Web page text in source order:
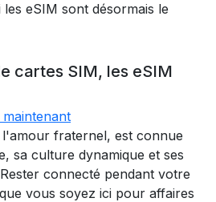
eSIM sont désormais le
cartes SIM, les eSIM
l'amour fraternel, est connue
sa culture dynamique et ses
connecté pendant votre
vous soyez ici pour affaires